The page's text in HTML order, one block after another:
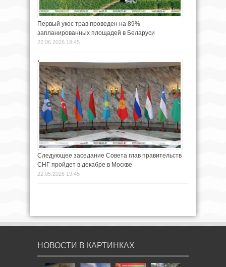
Первый укос трав проведен на 89%
запланированных площадей в Беларуси
22.06.2026 18:45
Следующее заседание Совета глав правительств
СНГ пройдет в декабре в Москве
22.05.2026 19:45
НОВОСТИ В КАРТИНКАХ